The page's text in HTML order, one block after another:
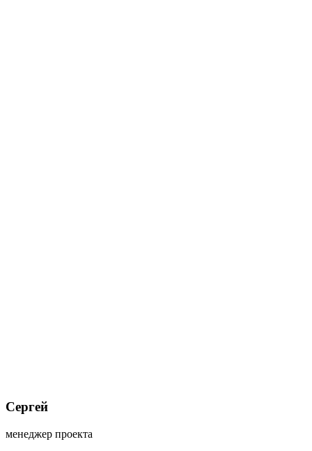
Сергей
менеджер проекта